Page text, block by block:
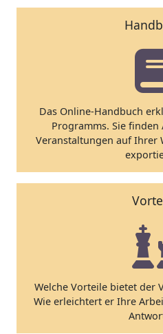
Das Online-Handbuch
Programms. Sie
Veranstaltungen auf Ihrer
Welche Vorteile bietet der
Wie erleichtert er Ihre